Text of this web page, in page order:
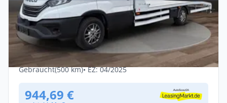
Gewerbe
Iveco Daily 35-180 Hi-Matic
Abschleppwagen | AHK | NAVI
Diesel • Automatik •
Gebraucht(500 km)• EZ: 04/2025
944,69 €